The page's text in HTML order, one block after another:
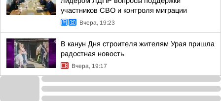
участников СВО и контроля миграции
Вчера, 19:23
В канун Дня строителя жителям Урая пришла
радостная новость
Вчера, 19:17